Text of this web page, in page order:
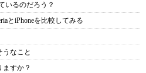
いるのだろう？
とiPhoneを比較してみる
うなこと
すか？